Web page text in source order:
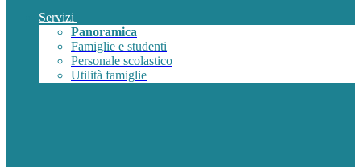
Servizi
Panoramica
Famiglie e studenti
Personale scolastico
Utilità famiglie